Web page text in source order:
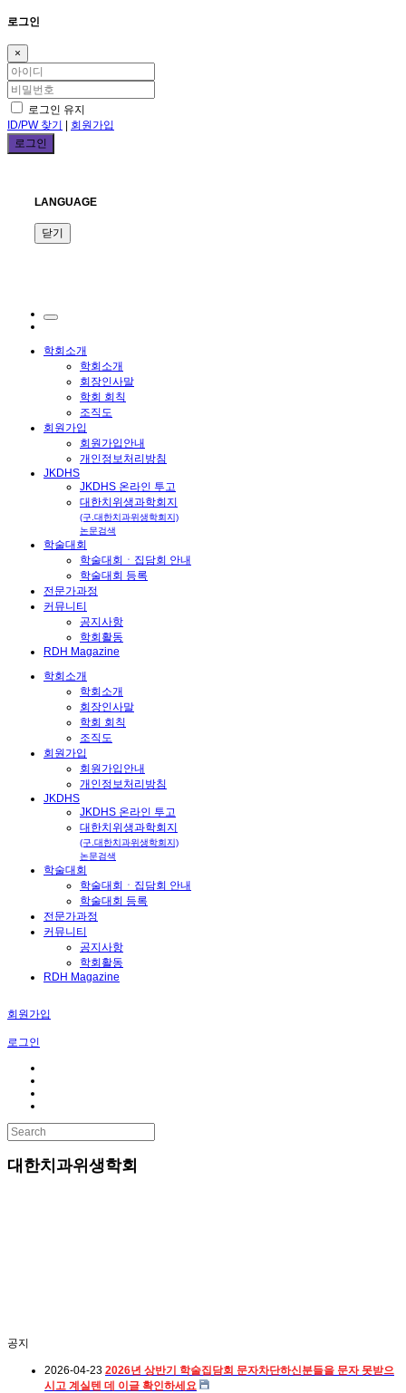
로그인
×
로그인 유지
ID/PW 찾기
회원가입
LANGUAGE
닫기
학회소개
학회소개
회장인사말
학회 회칙
조직도
회원가입
회원가입안내
개인정보처리방침
JKDHS
JKDHS 온라인 투고
대한치위생과학회지
(구.대한치과위생학회지)
논문검색
학술대회
학술대회ㆍ집담회 안내
학술대회 등록
전문가과정
커뮤니티
공지사항
학회활동
RDH Magazine
학회소개
학회소개
회장인사말
학회 회칙
조직도
회원가입
회원가입안내
개인정보처리방침
JKDHS
JKDHS 온라인 투고
대한치위생과학회지
(구.대한치과위생학회지)
논문검색
학술대회
학술대회ㆍ집담회 안내
학술대회 등록
전문가과정
커뮤니티
공지사항
학회활동
RDH Magazine
회원가입
로그인
대한치과위생학회
공지
2026-04-23 2026년 상반기 학술집담회 문자차단하신분들을 문자 못받으
시고 계실텐 데 이글 확인하세요